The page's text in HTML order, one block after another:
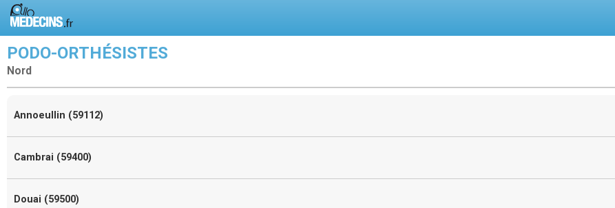
PODO-ORTHÉSISTES
Nord
Annoeullin (59112)
Cambrai (59400)
Douai (59500)